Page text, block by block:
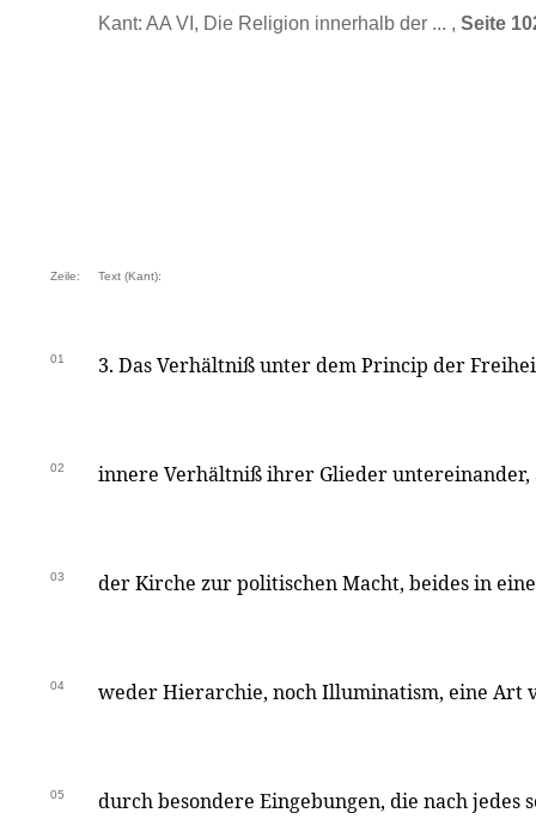
Kant: AA VI, Die Religion innerhalb der ... , Seite
Zeile: Text (Kant):
01 3. Das Verhältniß unter dem Princip der
02 innere Verhältniß ihrer Glieder untereinander,
03 der Kirche zur politischen Macht, beides in
04 weder Hierarchie, noch Illuminatism, eine Art
05 durch besondere Eingebungen, die nach jedes